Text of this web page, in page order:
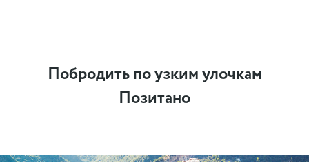
Побродить по узким улочкам
Позитано